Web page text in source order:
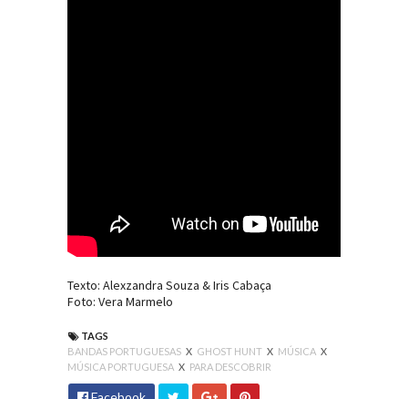
Texto: Alexzandra Souza & Iris Cabaça
Foto: Vera Marmelo
TAGS
BANDAS PORTUGUESAS X GHOST HUNT X MÚSICA X
MÚSICA PORTUGUESA X PARA DESCOBRIR